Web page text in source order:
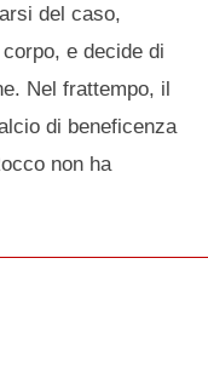
del caso,
e decide di
Nel frattempo, il
di beneficenza
non ha